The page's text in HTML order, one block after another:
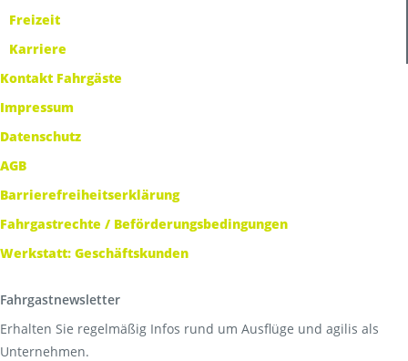
Freizeit
Karriere
Kontakt Fahrgäste
Impressum
Datenschutz
AGB
Barrierefreiheitserklärung
Fahrgastrechte / Beförderungsbedingungen
Werkstatt: Geschäftskunden
Fahrgastnewsletter
Erhalten Sie regelmäßig Infos rund um Ausflüge und agilis als
Unternehmen.